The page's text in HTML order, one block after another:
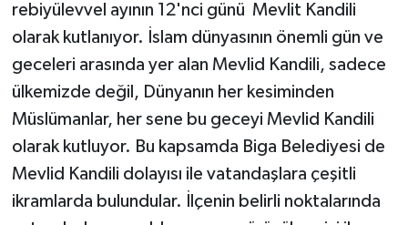
rebiyülevvel ayının 12'nci günü Mevlit Kandili
olarak kutlanıyor. İslam dünyasının önemli gün ve
geceleri arasında yer alan Mevlid Kandili, sadece
ülkemizde değil, Dünyanın her kesiminden
Müslümanlar, her sene bu geceyi Mevlid Kandili
olarak kutluyor. Bu kapsamda Biga Belediyesi de
Mevlid Kandili dolayısı ile vatandaşlara çeşitli
ikramlarda bulundular. İlçenin belirli noktalarında